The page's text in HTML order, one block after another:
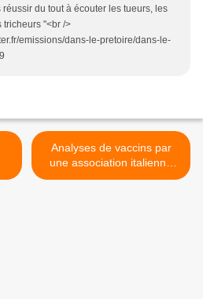
du tout à écouter les tueurs, les
tricheurs "<br />
emissions/dans-le-pretoire/dans-le-
Analyses de vaccins par
une association italienne
Corvelva >